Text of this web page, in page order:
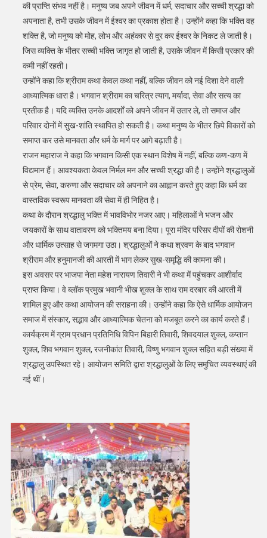
की प्राप्ति संभव नहीं है। मनुष्य जब अपने जीवन में धर्म, सदाचार और सच्ची श्रद्धा को
अपनाता है, तभी उसके जीवन में ईश्वर का प्रकाश होता है। उन्होंने कहा कि भक्ति वह
शक्ति है, जो मनुष्य को मोह, लोभ और अहंकार से दूर कर ईश्वर के निकट ले जाती है।
जिस व्यक्ति के भीतर सच्ची भक्ति जागृत हो जाती है, उसके जीवन में किसी प्रकार की
कमी नहीं रहती।
उन्होंने कहा कि श्रीराम कथा केवल कथा नहीं, बल्कि जीवन को नई दिशा देने वाली
आध्यात्मिक धारा है। भगवान श्रीराम का चरित्र त्याग, मर्यादा, सेवा और सत्य का
प्रतीक है। यदि व्यक्ति उनके आदर्शों को अपने जीवन में उतार ले, तो समाज और
परिवार दोनों में सुख-शांति स्थापित हो सकती है। कथा मनुष्य के भीतर छिपे विकारों को
समाप्त कर उसे मानवता और धर्म के मार्ग पर आगे बढ़ाती है।
राजन महाराज ने कहा कि भगवान किसी एक स्थान विशेष में नहीं, बल्कि कण-कण में
विद्यमान हैं। आवश्यकता केवल निर्मल मन और सच्ची श्रद्धा की है। उन्होंने श्रद्धालुओं
से प्रेम, सेवा, करुणा और सदाचार को अपनाने का आह्वान करते हुए कहा कि धर्म का
वास्तविक स्वरूप मानवता की सेवा में ही निहित है।
कथा के दौरान श्रद्धालु भक्ति में भावविभोर नजर आए। महिलाओं ने भजन और
जयकारों के साथ वातावरण को भक्तिमय बना दिया। पूरा मंदिर परिसर दीपों की रोशनी
और धार्मिक उत्साह से जगमगा उठा। श्रद्धालुओं ने कथा श्रवण के बाद भगवान
श्रीराम और हनुमानजी की आरती में भाग लेकर सुख-समृद्धि की कामना की।
इस अवसर पर भाजपा नेता महेश नारायण तिवारी ने भी कथा में पहुंचकर आशीर्वाद
प्राप्त किया। वे ब्लॉक प्रमुख भवानी भीख शुक्ल के साथ राम दरबार की आरती में
शामिल हुए और कथा आयोजन की सराहना की। उन्होंने कहा कि ऐसे धार्मिक आयोजन
समाज में संस्कार, सद्भाव और आध्यात्मिक चेतना को मजबूत करने का कार्य करते हैं।
कार्यक्रम में ग्राम प्रधान प्रतिनिधि विपिन बिहारी तिवारी, शिवदयाल शुक्ल, कप्तान
शुक्ल, शिव भगवान शुक्ल, रजनीकांत तिवारी, विष्णु भगवान शुक्ल सहित बड़ी संख्या में
श्रद्धालु उपस्थित रहे। आयोजन समिति द्वारा श्रद्धालुओं के लिए समुचित व्यवस्थाएं की
गई थीं।